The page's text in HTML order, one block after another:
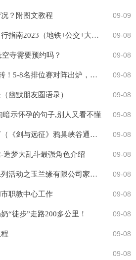
09-09
？附图文教程
09-08
薛之谦成都演唱会交通出行指南2023（地铁+公交+大巴）
09-08
寺需要预约吗？
09-08
5分惜败，无缘23分大逆转！5-8名排位赛对阵出炉，东契奇太难了
09-08
幽默朋友圈语录）
09-08
示怀孕的句子,别人又看不懂
09-08
剑与远征鸭巢峡谷怎么打（《剑与远征》鸦巢峡谷通关攻略）
09-08
造梦大乱斗最强角色介绍
09-08
临西县家长学校进企业系列活动之玉兰缘有限公司家长课堂
09-08
职教中心工作
09-08
“徒步”走路200多公里！
09-08
09-08